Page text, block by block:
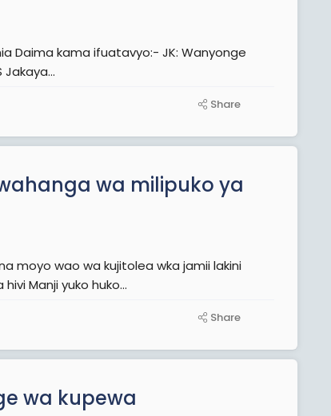
ifuatavyo:- JK: Wanyonge
wa sheria na Halfani Lihundi, Arusha RAIS Jakaya...
Share
wa milipuko ya
Manji yuko huko...
Share
wa kupewa